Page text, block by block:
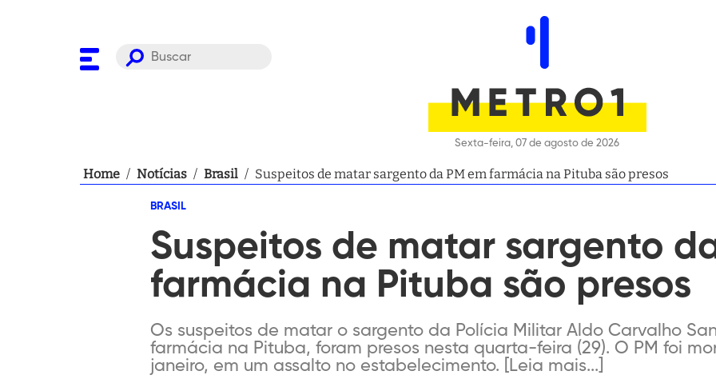
Sexta-feira, 07 de agosto de 2026
Home / Notícias / Brasil / Suspeitos de matar sargento da PM em farmácia na Pituba são presos
BRASIL
Suspeitos de matar sargento
farmácia na Pituba são presos
Os suspeitos de matar o sargento da Polícia Militar Aldo Carvalho
farmácia na Pituba, foram presos nesta quarta-feira (29). O PM foi
janeiro, em um assalto no estabelecimento. [Leia mais...]